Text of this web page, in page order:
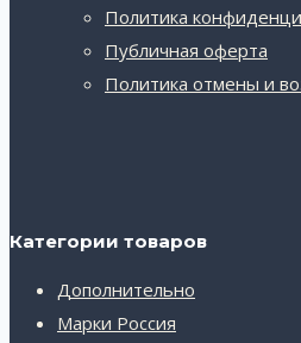
Политика
Публичная оферта
Политика отмены и
Категории товаров
Дополнительно
Марки Россия